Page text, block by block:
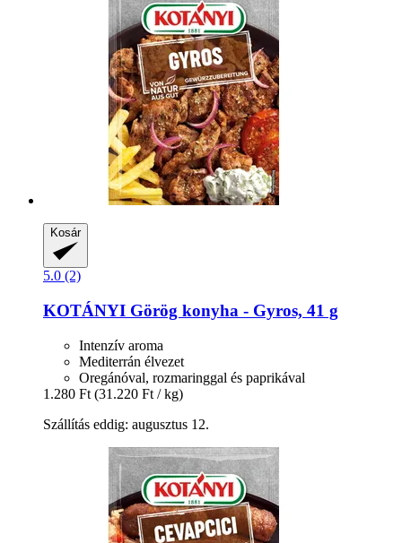
Kosár
5.0 (2)
KOTÁNYI Görög konyha -​ Gyros, 41 g
Intenzív aroma
Mediterrán élvezet
Oregánóval, rozmaringgal és paprikával
1.280 Ft (31.220 Ft / kg)
Szállítás eddig: augusztus 12.